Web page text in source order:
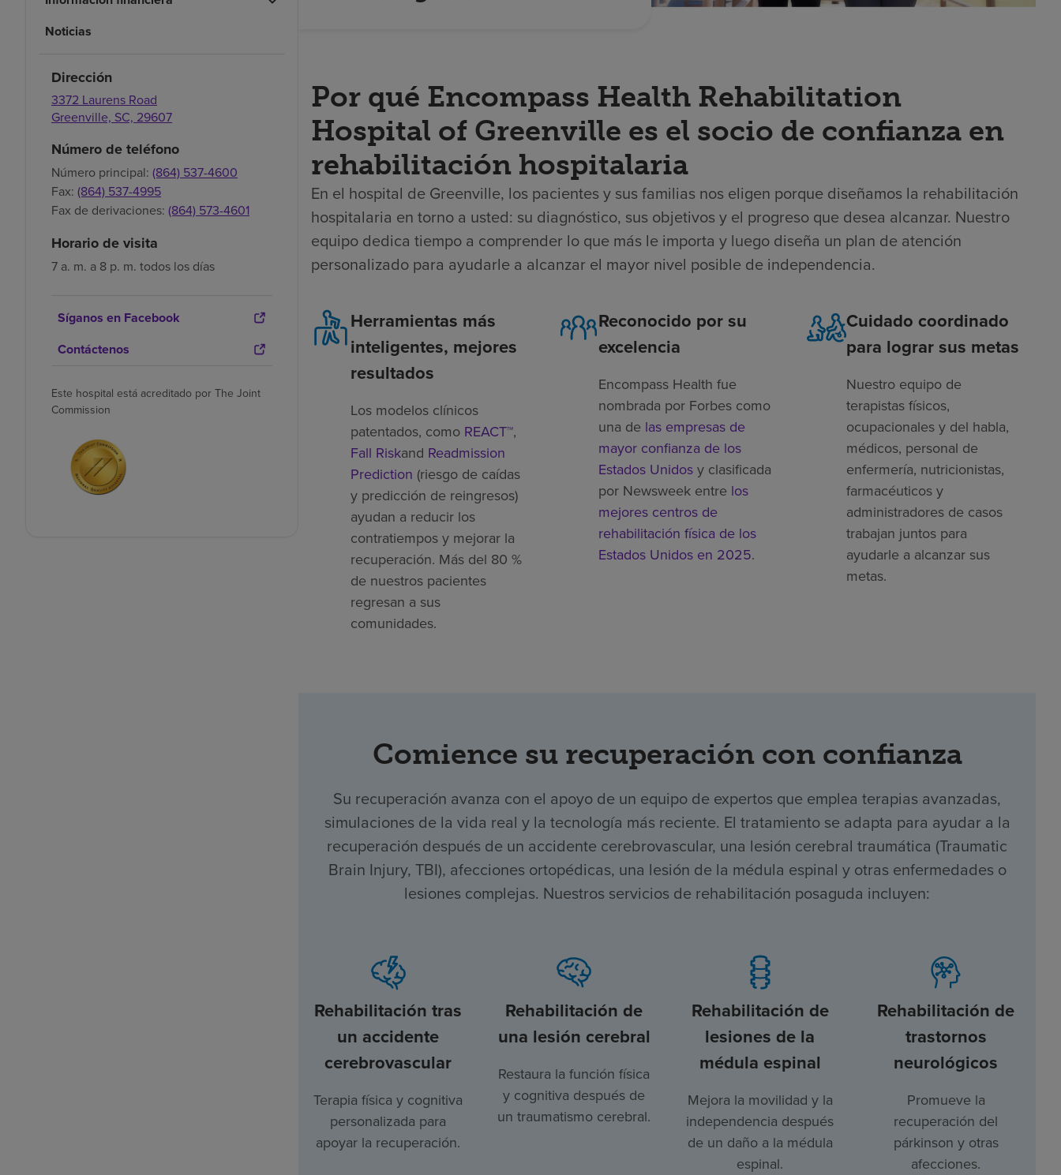
Noticias
Dirección
3372 Laurens Road
Greenville, SC, 29607
Número de teléfono
Número principal: (864) 537-4600
Fax: (864) 537-4995
Fax de derivaciones: (864) 573-4601
Horario de visita
7 a. m. a 8 p. m. todos los días
Síganos en Facebook
Contáctenos
Este hospital está acreditado por The Joint
Commission
Por qué Encompass Health Rehabilitation
Hospital of Greenville es el socio de confianza en
rehabilitación hospitalaria
En el hospital de Greenville, los pacientes y sus familias nos eligen porque diseñamos la rehabilitación
hospitalaria en torno a usted: su diagnóstico, sus objetivos y el progreso que desea alcanzar. Nuestro
equipo dedica tiempo a comprender lo que más le importa y luego diseña un plan de atención
personalizado para ayudarle a alcanzar el mayor nivel posible de independencia.
Herramientas más
inteligentes, mejores
resultados
Los modelos clínicos
patentados, como REACT™,
Fall Riskand Readmission
Prediction (riesgo de caídas
y predicción de reingresos)
ayudan a reducir los
contratiempos y mejorar la
recuperación. Más del 80 %
de nuestros pacientes
regresan a sus
comunidades.
Reconocido por su
excelencia
Encompass Health fue
nombrada por Forbes como
una de las empresas de
mayor confianza de los
Estados Unidosy clasificada
por Newsweek entre los
mejores centros de
rehabilitación física de los
Estados Unidos en 2025.
Cuidado coordinado
para lograr sus metas
Nuestro equipo de
terapistas físicos,
ocupacionales y del habla,
médicos, personal de
enfermería, nutricionistas,
farmacéuticos y
administradores de casos
trabajan juntos para
ayudarle a alcanzar sus
metas.
Comience su recuperación con confianza
Su recuperación avanza con el apoyo de un equipo de expertos que emplea terapias avanzadas,
simulaciones de la vida real y la tecnología más reciente. El tratamiento se adapta para ayudar a la
recuperación después de un accidente cerebrovascular, una lesión cerebral traumática (Traumatic
Brain Injury, TBI), afecciones ortopédicas, una lesión de la médula espinal y otras enfermedades o
lesiones complejas. Nuestros servicios de rehabilitación posaguda incluyen:
Rehabilitación tras
un accidente
cerebrovascular
Terapia física y cognitiva
personalizada para
apoyar la recuperación.
Rehabilitación de
una lesión cerebral
Restaura la función física
y cognitiva después de
un traumatismo cerebral.
Rehabilitación de
lesiones de la
médula espinal
Mejora la movilidad y la
independencia después
de un daño a la médula
espinal.
Rehabilitación de
trastornos
neurológicos
Promueve la
recuperación del
párkinson y otras
afecciones.